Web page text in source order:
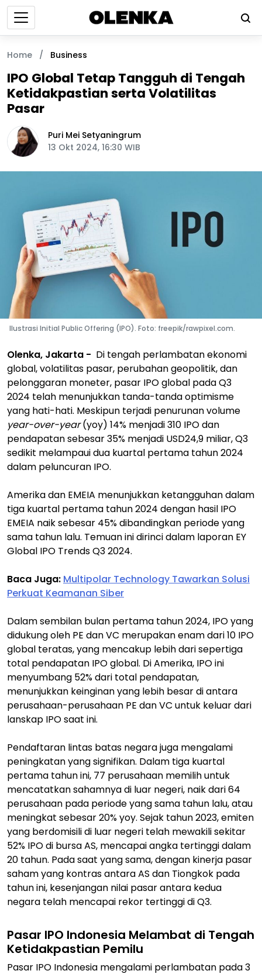
Home / Business
IPO Global Tetap Tangguh di Tengah
Ketidakpastian serta Volatilitas
Pasar
Puri Mei Setyaningrum
13 Okt 2024, 16:30 WIB
Ilustrasi Initial Public Offering (IPO). Foto: freepik/rawpixel.com.
Olenka, Jakarta - Di tengah perlambatan ekonomi
global, volatilitas pasar, perubahan geopolitik, dan
pelonggaran moneter, pasar IPO global pada Q3
2024 telah menunjukkan tanda-tanda optimisme
yang hati-hati. Meskipun terjadi penurunan volume
year-over-year(yoy) 14% menjadi 310 IPO dan
pendapatan sebesar 35% menjadi USD24,9 miliar, Q3
sedikit melampaui dua kuartal pertama tahun 2024
dalam peluncuran IPO.
Amerika dan EMEIA menunjukkan ketangguhan dalam
tiga kuartal pertama tahun 2024 dengan hasil IPO
EMEIA naik sebesar 45% dibandingkan periode yang
sama tahun lalu. Temuan ini dirinci dalam laporan EY
Global IPO Trends Q3 2024.
Baca Juga: Multipolar Technology Tawarkan Solusi
Perkuat Keamanan Siber
Dalam sembilan bulan pertama tahun 2024, IPO yang
didukung oleh PE dan VC merupakan enam dari 10 IPO
global teratas, yang mencakup lebih dari sepertiga
total pendapatan IPO global. Di Amerika, IPO ini
menyumbang 52% dari total pendapatan,
menunjukkan keinginan yang lebih besar di antara
perusahaan-perusahaan PE dan VC untuk keluar dari
lanskap IPO saat ini.
Pendaftaran lintas batas negara juga mengalami
peningkatan yang signifikan. Dalam tiga kuartal
pertama tahun ini, 77 perusahaan memilih untuk
mencatatkan sahamnya di luar negeri, naik dari 64
perusahaan pada periode yang sama tahun lalu, atau
meningkat sebesar 20% yoy. Sejak tahun 2023, emiten
yang berdomisili di luar negeri telah mewakili sekitar
52% IPO di bursa AS, mencapai angka tertinggi dalam
20 tahun. Pada saat yang sama, dengan kinerja pasar
saham yang kontras antara AS dan Tiongkok pada
tahun ini, kesenjangan nilai pasar antara kedua
negara telah mencapai rekor tertinggi di Q3.
Pasar IPO Indonesia Melambat di Tengah
Ketidakpastian Pemilu
Pasar IPO Indonesia mengalami perlambatan pada 3